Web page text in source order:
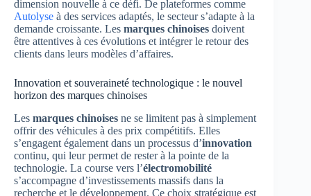
dimension nouvelle à ce défi. De plateformes comme
Autolyse à des services adaptés, le secteur s’adapte à la
demande croissante. Les marques chinoises doivent
être attentives à ces évolutions et intégrer le retour des
clients dans leurs modèles d’affaires.
Innovation et souveraineté technologique : le nouvel
horizon des marques chinoises
Les marques chinoises ne se limitent pas à simplement
offrir des véhicules à des prix compétitifs. Elles
s’engagent également dans un processus d’innovation
continu, qui leur permet de rester à la pointe de la
technologie. La course vers l’électromobilité
s’accompagne d’investissements massifs dans la
recherche et le développement. Ce choix stratégique est